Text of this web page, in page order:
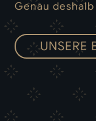
Genau deshalb
UNSERE